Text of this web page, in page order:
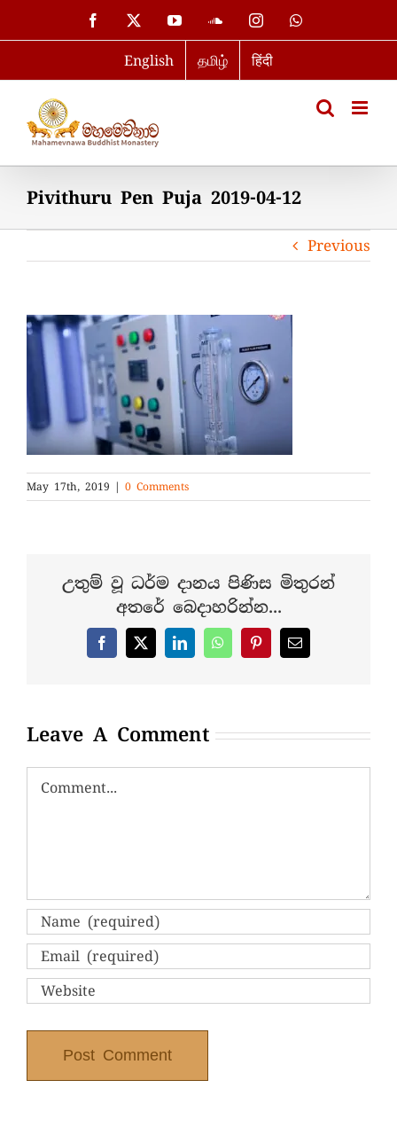
to
Facebook YouTubeSoundCloud
InstagramWhatsApp
English தமிழ் हिंदी
Pivithuru Pen Puja 2019-04-12
Previous
May 17th, 2019 | 0 Comments
උතුම් වූ ධර්ම දානය පිණිස මිතුරන්
අතරේ බෙදාහරින්න...
Facebook
X LinkedInWhatsAppPinterestEmail
Leave A Comment
Comment